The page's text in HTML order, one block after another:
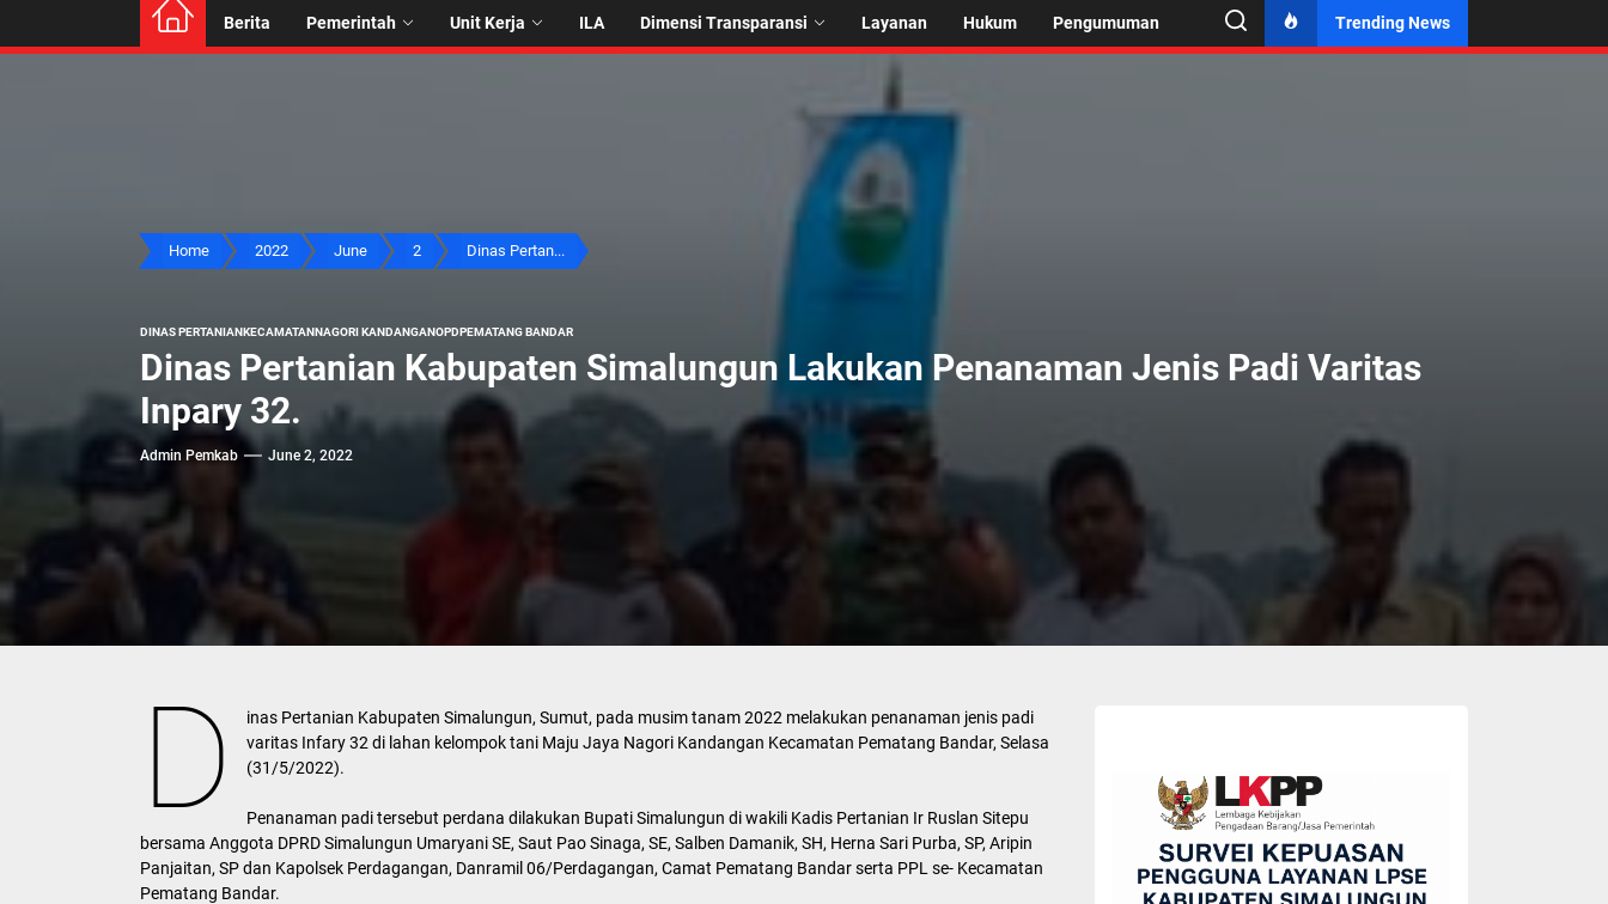
Berita Pemerintah Unit Kerja ILA Dimensi Transparansi Layanan Hukum Pengumuman Trending News
Home 2022 June 2 Dinas Pertan...
DINAS PERTANIANKECAMATANNAGORI KANDANGANOPDPEMATANG BANDAR
Dinas Pertanian Kabupaten Simalungun Lakukan Penanaman Jenis Padi Varitas
Inpary 32.
Admin Pemkab June 2, 2022
D
inas Pertanian Kabupaten Simalungun, Sumut, pada musim tanam 2022 melakukan penanaman jenis padi
varitas Infary 32 di lahan kelompok tani Maju Jaya Nagori Kandangan Kecamatan Pematang Bandar, Selasa
(31/5/2022).
Penanaman padi tersebut perdana dilakukan Bupati Simalungun di wakili Kadis Pertanian Ir Ruslan Sitepu
bersama Anggota DPRD Simalungun Umaryani SE, Saut Pao Sinaga, SE, Salben Damanik, SH, Herna Sari Purba, SP, Aripin
Panjaitan, SP dan Kapolsek Perdagangan, Danramil 06/Perdagangan, Camat Pematang Bandar serta PPL se- Kecamatan
Pematang Bandar.